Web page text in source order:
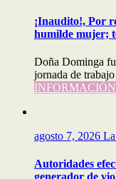
¡Inaudito!, Por
humilde mujer;
Doña Dominga
jornada de
agosto 7, 2026
Autoridades